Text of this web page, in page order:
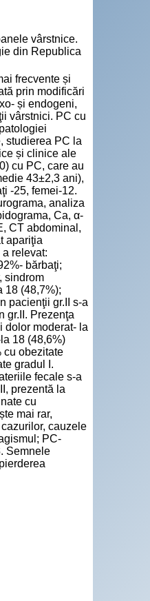
vârstnice.
din Republica
frecvente și
prin modificări
și endogeni,
vârstnici. PC cu
studierea PC la
și clinice ale
cu PC, care au
43±2,3 ani),
-25, femei-12.
analiza
Ca, α-
CT abdominal,
apariţia
relevat:
bărbaţi;
sindrom
18 (48,7%);
pacienţii gr.II s-a
gr.II. Prezenţa
dolor moderat- la
18 (48,6%)
cu obezitate
gradul I.
fecale s-a
prezentă la
cu
mai rar,
cauzele
PC-
Semnele